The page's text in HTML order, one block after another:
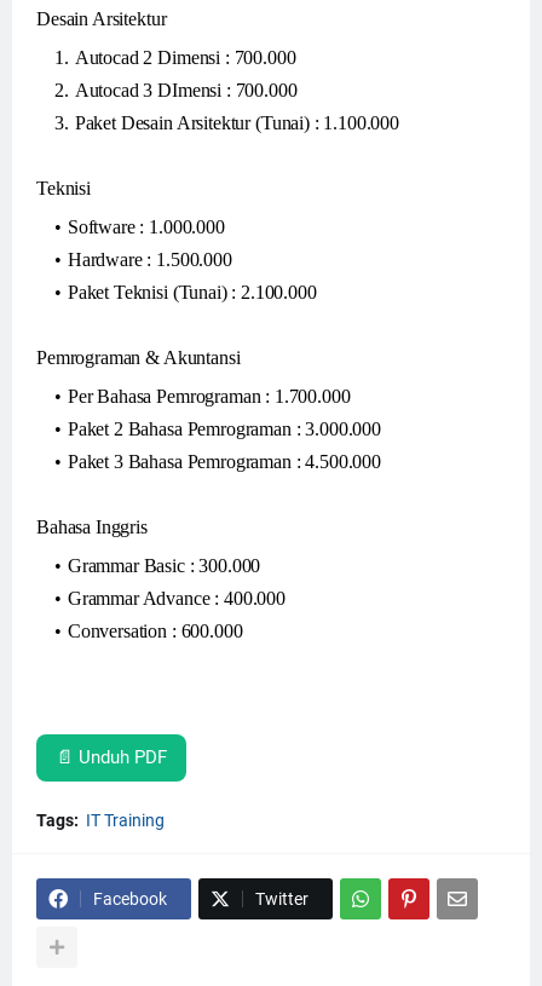
Desain Arsitektur
Autocad 2 Dimensi : 700.000
Autocad 3 DImensi : 700.000
Paket Desain Arsitektur (Tunai) : 1.100.000
Teknisi
Software : 1.000.000
Hardware : 1.500.000
Paket Teknisi (Tunai) : 2.100.000
Pemrograman & Akuntansi
Per Bahasa Pemrograman : 1.700.000
Paket 2 Bahasa Pemrograman : 3.000.000
Paket 3 Bahasa Pemrograman : 4.500.000
Bahasa Inggris
Grammar Basic : 300.000
Grammar Advance : 400.000
Conversation : 600.000
📄 Unduh PDF
Tags: IT Training
Facebook Twitter